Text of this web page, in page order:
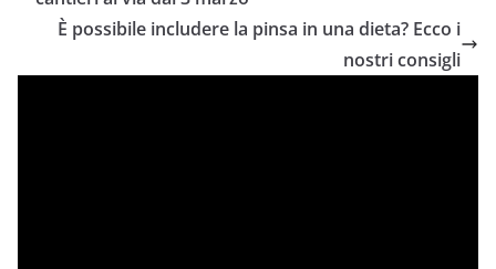
È possibile includere la pinsa in una dieta? Ecco i
nostri consigli